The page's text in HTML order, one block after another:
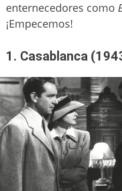
enternecedores como
¡Empecemos!
1. Casablanca